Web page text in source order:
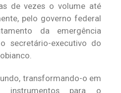
de vezes o volume até
pelo governo federal
da emergência
secretário-executivo do
transformando-o em
instrumentos para o